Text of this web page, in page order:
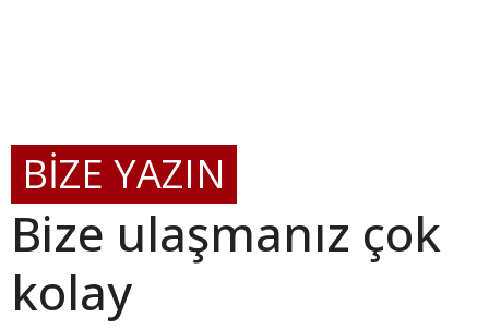
BİZE YAZIN
Bize ulaşmanız çok
kolay